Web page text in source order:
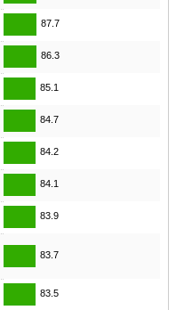
87.7
86.3
85.1
84.7
84.2
84.1
83.9
83.7
83.5